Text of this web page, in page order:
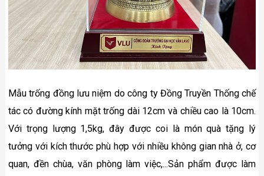
Mẫu trống đồng lưu niệm do công ty Đồng Truyền Thống chế
tác có đường kính mặt trống dài 12cm và chiều cao là 10cm.
Với trọng lượng 1,5kg, đây được coi là món quà tặng lý
tưởng với kích thước phù hợp với nhiều không gian nhà ở, cơ
quan, đền chùa, văn phòng làm việc,...Sản phẩm được làm